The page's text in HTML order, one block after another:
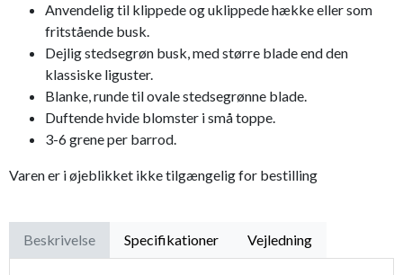
Anvendelig til klippede og uklippede hække eller som
fritstående busk.
Dejlig stedsegrøn busk, med større blade end den
klassiske liguster.
Blanke, runde til ovale stedsegrønne blade.
Duftende hvide blomster i små toppe.
3-6 grene per barrod.
Varen er i øjeblikket ikke tilgængelig for bestilling
Beskrivelse Specifikationer Vejledning